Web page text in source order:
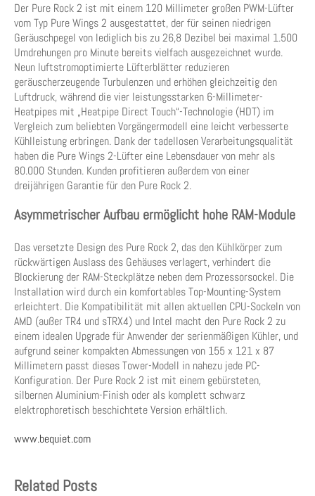
Der Pure Rock 2 ist mit einem 120 Millimeter großen PWM-Lüfter
vom Typ Pure Wings 2 ausgestattet, der für seinen niedrigen
Geräuschpegel von lediglich bis zu 26,8 Dezibel bei maximal 1.500
Umdrehungen pro Minute bereits vielfach ausgezeichnet wurde.
Neun luftstromoptimierte Lüfterblätter reduzieren
geräuscherzeugende Turbulenzen und erhöhen gleichzeitig den
Luftdruck, während die vier leistungsstarken 6-Millimeter-
Heatpipes mit „Heatpipe Direct Touch“-Technologie (HDT) im
Vergleich zum beliebten Vorgängermodell eine leicht verbesserte
Kühlleistung erbringen. Dank der tadellosen Verarbeitungsqualität
haben die Pure Wings 2-Lüfter eine Lebensdauer von mehr als
80.000 Stunden. Kunden profitieren außerdem von einer
dreijährigen Garantie für den Pure Rock 2.
Asymmetrischer Aufbau ermöglicht hohe RAM-Module
Das versetzte Design des Pure Rock 2, das den Kühlkörper zum
rückwärtigen Auslass des Gehäuses verlagert, verhindert die
Blockierung der RAM-Steckplätze neben dem Prozessorsockel. Die
Installation wird durch ein komfortables Top-Mounting-System
erleichtert. Die Kompatibilität mit allen aktuellen CPU-Sockeln von
AMD (außer TR4 und sTRX4) und Intel macht den Pure Rock 2 zu
einem idealen Upgrade für Anwender der serienmäßigen Kühler, und
aufgrund seiner kompakten Abmessungen von 155 x 121 x 87
Millimetern passt dieses Tower-Modell in nahezu jede PC-
Konfiguration. Der Pure Rock 2 ist mit einem gebürsteten,
silbernen Aluminium-Finish oder als komplett schwarz
elektrophoretisch beschichtete Version erhältlich.
www.bequiet.com
Related Posts